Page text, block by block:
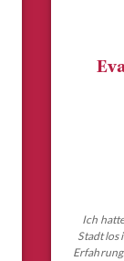
Ich
Stadt los